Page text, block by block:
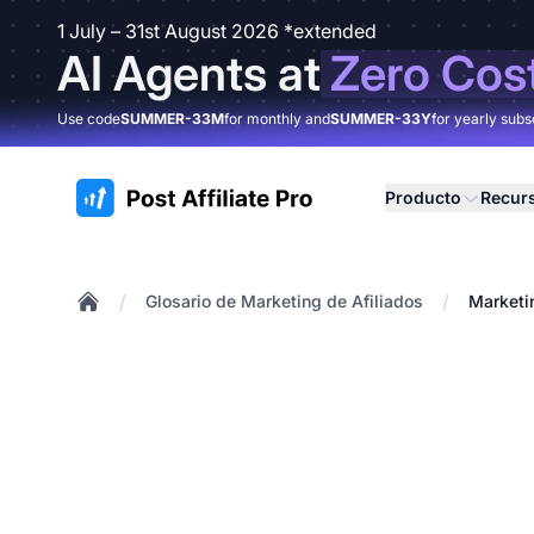
1 July – 31st August 2026 *extended
AI Agents atZero
Use codeSUMMER-33Mfor monthly andSUMMER-33Yfor yearly
:site.title Producto
/ Glosario de Marketing de Afiliados /